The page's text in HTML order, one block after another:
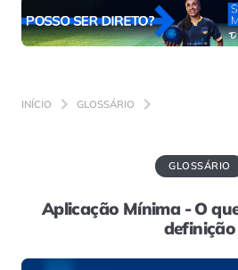
INÍCIO GLOSSÁRIO
GLOSSÁRIO
Aplicação Mínima - O
definição